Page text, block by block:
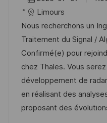
c
c
a
c
i
ó
n
e
c
h
a
d
e
p
u
d
e
e
m
p
l
e
Limours
Nous recherchons un
Traitement du Signal /
Confirmé(e) pour
chez Thales. Vous
développement de
en réalisant des
proposant des